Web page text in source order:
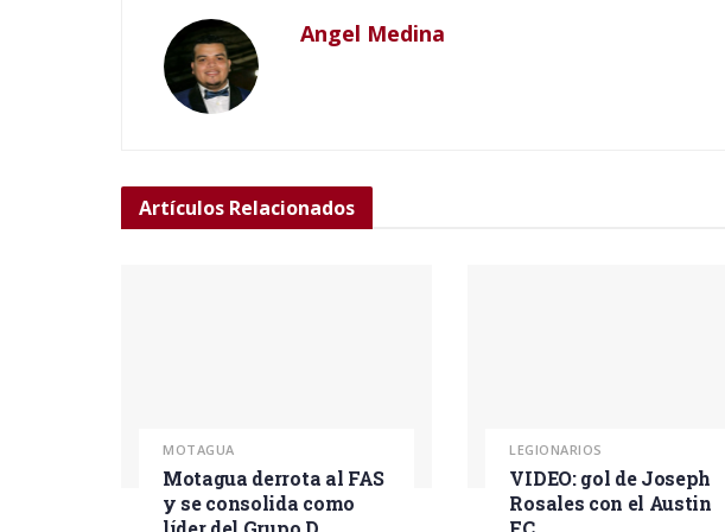
Angel Medina
Artículos Relacionados
MOTAGUA
Motagua derrota al FAS
y se consolida como
LEGIONARIOS
VIDEO: gol de Joseph
Rosales con el Austin